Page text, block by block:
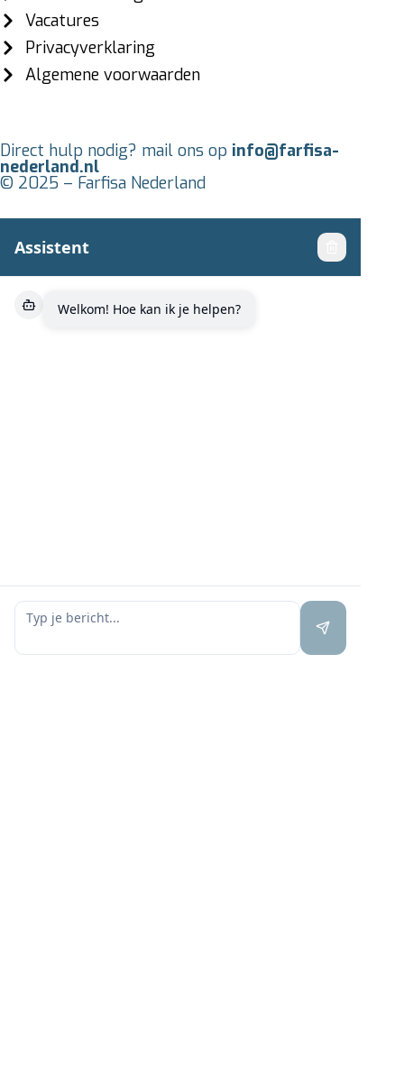
Vacatures
Privacyverklaring
Algemene voorwaarden
Direct hulp nodig? mail ons op info@farfisa-
nederland.nl
© 2025 – Farfisa Nederland